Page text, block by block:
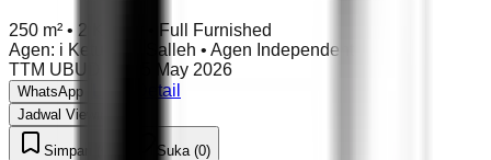
250 m² • 2 Kamar
Full Furnished
Agen: i Ketut Nur Salleh • Agen Independent
TTM UBUD 87
05 May 2026
WhatsApp Lihat Detail
Jadwal Viewing
Simpan (0) Suka (0)